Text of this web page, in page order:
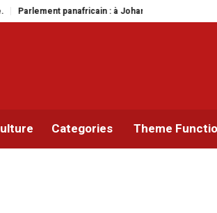
Aimé Boji Sangara multiplie les plaidoyers
Categories Theme